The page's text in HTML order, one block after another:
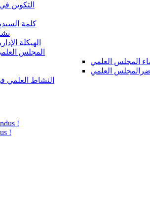
التكوين
كلمة
الهيكلة
المجلس
المجلس العلمي
العلمي
النشاط العلمي
!